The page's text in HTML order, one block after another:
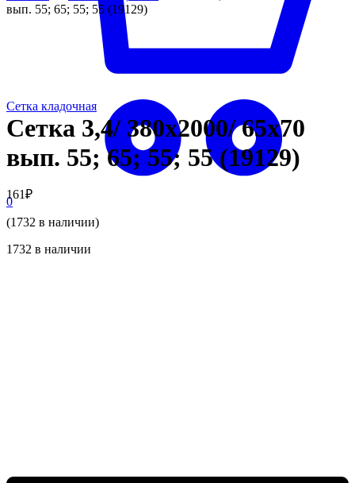
0
вып. 55; 65; 55; 55 (19129)
Сетка кладочная
Сетка 3,4/ 380х2000/ 65х70
вып. 55; 65; 55; 55 (19129)
161₽
(1732 в наличии)
1732 в наличии